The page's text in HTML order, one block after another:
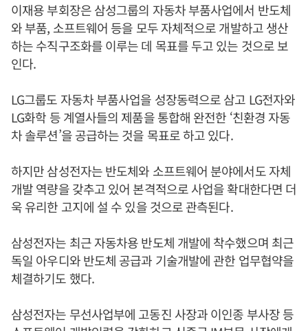
이재용 부회장은 삼성그룹의 자동차 부품사업에서 반도체
와 부품, 소프트웨어 등을 모두 자체적으로 개발하고 생산
하는 수직구조화를 이루는 데 목표를 두고 있는 것으로 보
인다.
LG그룹도 자동차 부품사업을 성장동력으로 삼고 LG전자와
LG화학 등 계열사들의 제품을 통합해 완전한 ‘친환경 자동
차 솔루션’을 공급하는 것을 목표로 하고 있다.
하지만 삼성전자는 반도체와 소프트웨어 분야에서도 자체
개발 역량을 갖추고 있어 본격적으로 사업을 확대한다면 더
욱 유리한 고지에 설 수 있을 것으로 관측된다.
삼성전자는 최근 자동차용 반도체 개발에 착수했으며 최근
독일 아우디와 반도체 공급과 기술개발에 관한 업무협약을
체결하기도 했다.
삼성전자는 무선사업부에 고동진 사장과 이인종 부사장 등